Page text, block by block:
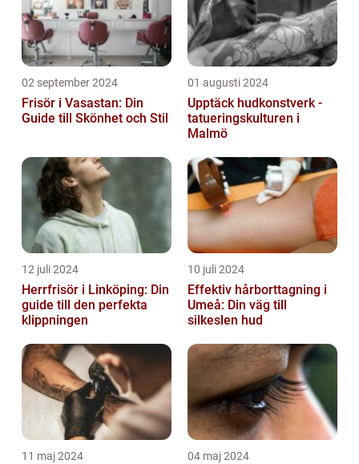
02 september 2024
Frisör i Vasastan: Din
Guide till Skönhet och Stil
01 augusti 2024
Upptäck hudkonstverk -
tatueringskulturen i
Malmö
12 juli 2024
Herrfrisör i Linköping: Din
guide till den perfekta
klippningen
10 juli 2024
Effektiv hårborttagning i
Umeå: Din väg till
silkeslen hud
11 maj 2024 04 maj 2024